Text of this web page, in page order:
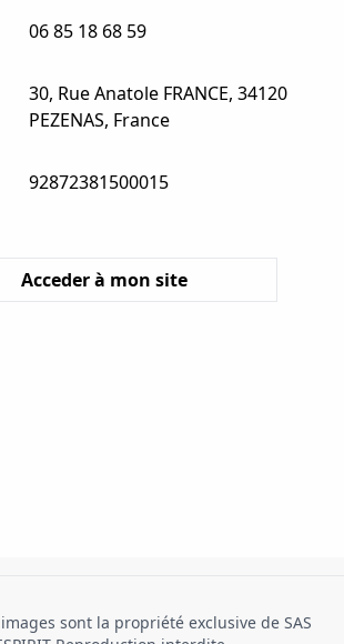
06 85 18 68 59
30, Rue Anatole FRANCE, 34120
PEZENAS, France
92872381500015
Acceder à mon site
sont la propriété exclusive de SAS